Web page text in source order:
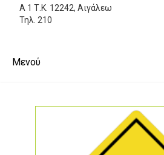
Α 1 Τ.Κ. 12242, Αιγάλεω
Τηλ. 210
Μενού